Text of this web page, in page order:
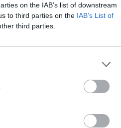
on the IAB’s list of downstream
to third parties on the IAB’s List of
third parties.